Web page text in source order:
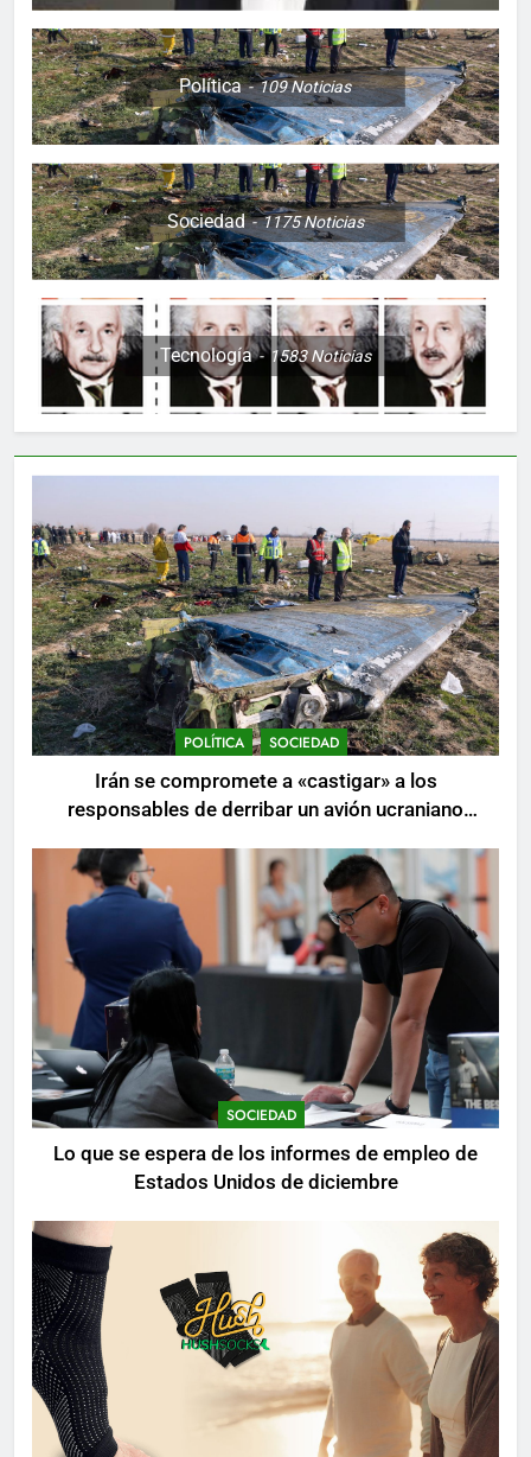
Política 109Noticias
Sociedad 1175Noticias
Tecnología 1583Noticias
POLÍTICA SOCIEDAD
Irán se compromete a «castigar» a los
responsables de derribar un avión ucraniano
SOCIEDAD
Lo que se espera de los informes de empleo de
Estados Unidos de diciembre